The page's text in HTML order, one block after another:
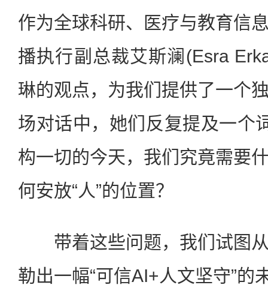
作为全球科研、医疗与教育信
播执行副总裁艾斯澜(Esra
琳的观点，为我们提供了一个
场对话中，她们反复提及一个
构一切的今天，我们究竟需要
何安放“人”的位置？
带着这些问题，我们试图从
勒出一幅“可信AI+人文坚守”的